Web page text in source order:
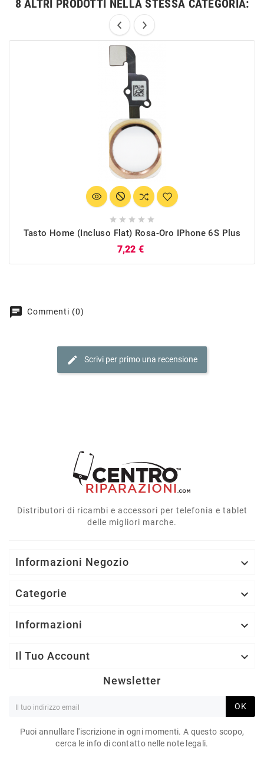
8 ALTRI PRODOTTI NELLA STESSA CATEGORIA:
    
Tasto Home (incluso Flat) Rosa-Oro IPhone 6S Plus
7,22 €
chat Commenti (0)
edit Scrivi per primo una recensione
Distributori di ricambi e accessori per telefonia e tablet
delle migliori marche.
Informazioni Negozio 
Categorie 
Informazioni 
Il Tuo Account 
Newsletter
OK
Puoi annullare l'iscrizione in ogni momenti. A questo scopo,
cerca le info di contatto nelle note legali.